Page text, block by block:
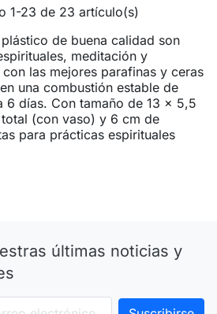
1-23 de 23 artículo(s)
de buena calidad son
meditación y
las mejores parafinas y ceras
una combustión estable de
6 días. Con tamaño de 13 x 5,5
(con vaso) y 6 cm de
para prácticas espirituales
últimas noticias y